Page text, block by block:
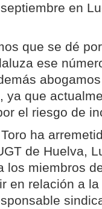
en
que se dé
ese
ya que
el riesgo de
ha
de Huelva,
los miembros
en relación a